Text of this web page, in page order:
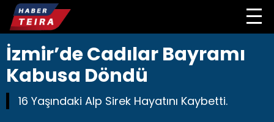
İzmir’de Cadılar Bayramı
Kabusa Döndü
16 Yaşındaki Alp Sirek Hayatını Kaybetti.